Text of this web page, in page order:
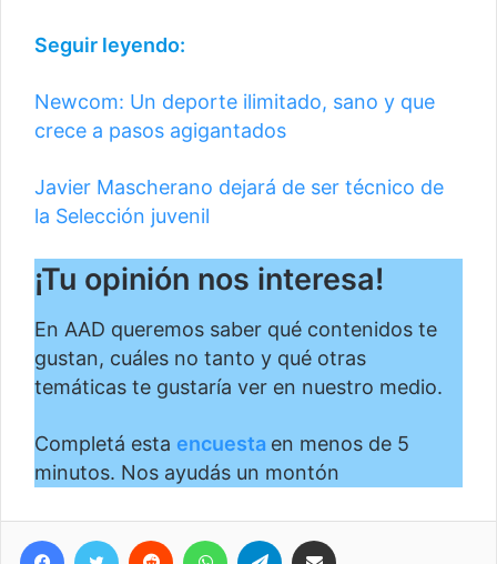
Seguir leyendo:
Newcom: Un deporte ilimitado, sano y que
crece a pasos agigantados
Javier Mascherano dejará de ser técnico de
la Selección juvenil
¡Tu opinión nos interesa!
En AAD queremos saber qué contenidos te
gustan, cuáles no tanto y qué otras
temáticas te gustaría ver en nuestro medio.
Completá esta encuesta en menos de 5
minutos. Nos ayudás un montón
Facebook
Twitter Reddit WhatsAppTelegram